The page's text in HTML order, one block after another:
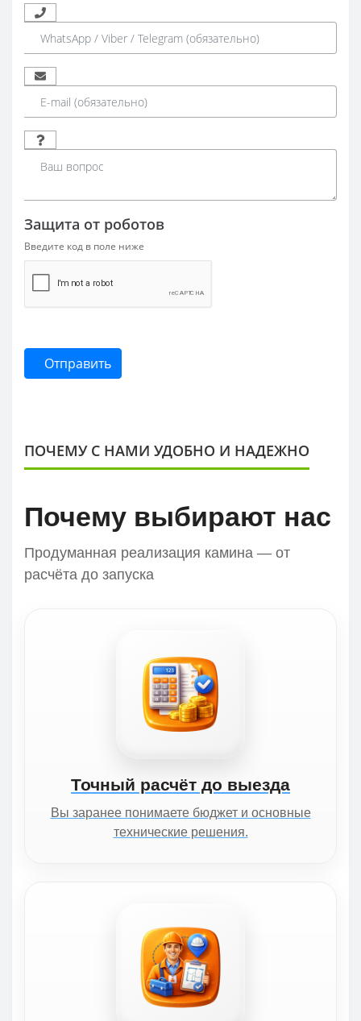
Защита от роботов
Введите код в поле ниже
Отправить
ПОЧЕМУ С НАМИ УДОБНО И НАДЕЖНО
Почему выбирают нас
Продуманная реализация камина — от
расчёта до запуска
Точный расчёт до выезда
Вы заранее понимаете бюджет и основные
технические решения.